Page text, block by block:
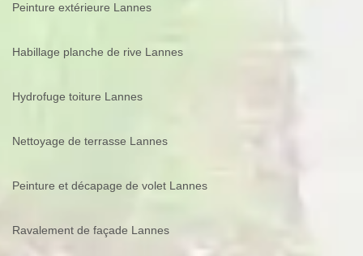
Peinture extérieure Lannes
Habillage planche de rive Lannes
Hydrofuge toiture Lannes
Nettoyage de terrasse Lannes
Peinture et décapage de volet Lannes
Ravalement de façade Lannes